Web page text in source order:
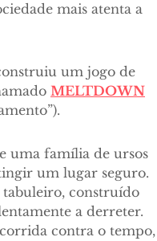
mais atenta a
um jogo de
MELTDOWN
uma família de ursos
um lugar seguro.
tabuleiro, construído
a derreter.
contra o tempo,